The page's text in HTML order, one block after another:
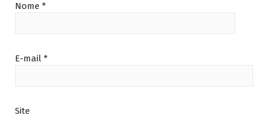
Nome *
E-mail *
Site